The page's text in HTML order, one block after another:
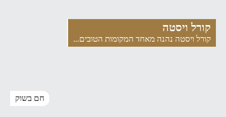
קורל ויסטה
קורל ויסטה נהנה מאחד המקומות הטובים...
חם בשוק